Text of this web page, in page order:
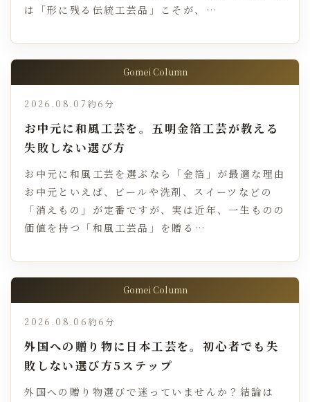
は「形に残る伝統工芸品」こそが、…
Gomei Column
2026.08.07 約6分
お中元に和風工芸を。五明金箔工芸が教える
失敗しない選び方
お中元に和風工芸を選ぶなら「金箔」が最適な理由
お中元といえば、ビールや洗剤、スイーツなどの
「消えもの」が定番ですが、実は近年、一生ものの
価値を持つ「和風工芸品」を贈る…
Gomei Column
2026.08.06 約6分
外国への贈り物に日本工芸を。初心者でも失
敗しない選び方5ステップ
外国への贈り物選びで迷っていませんか？結論は